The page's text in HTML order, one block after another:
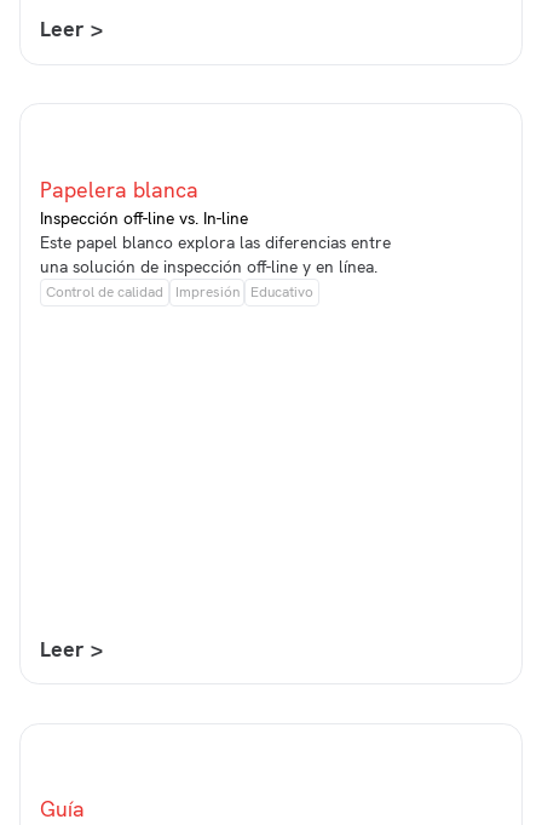
Leer >
Papelera blanca
Inspección off-line vs. In-line
Este papel blanco explora las diferencias entre
una solución de inspección off-line y en línea.
Control de calidad Impresión Educativo
Leer >
Guía